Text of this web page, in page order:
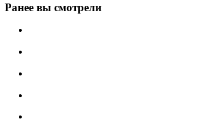
Ранее вы смотрели